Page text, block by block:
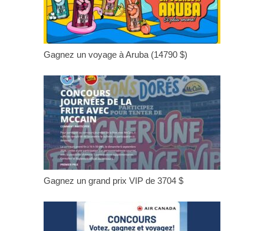
Gagnez un voyage à Aruba (14790 $)
Gagnez un grand prix VIP de 3704 $